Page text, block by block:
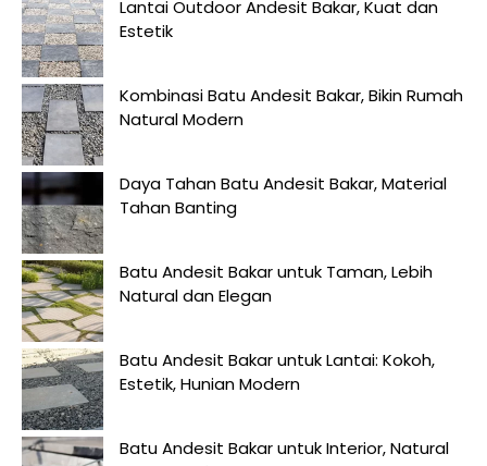
Lantai Outdoor Andesit Bakar, Kuat dan
Estetik
Kombinasi Batu Andesit Bakar, Bikin Rumah
Natural Modern
Daya Tahan Batu Andesit Bakar, Material
Tahan Banting
Batu Andesit Bakar untuk Taman, Lebih
Natural dan Elegan
Batu Andesit Bakar untuk Lantai: Kokoh,
Estetik, Hunian Modern
Batu Andesit Bakar untuk Interior, Natural